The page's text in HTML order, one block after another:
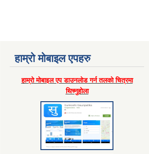
हाम्राे माेबाइल एपहरु
हाम्राे माेबाइल एप डाउनलाेड गर्न तलकाे चित्रमा
थिच्नुहाेला